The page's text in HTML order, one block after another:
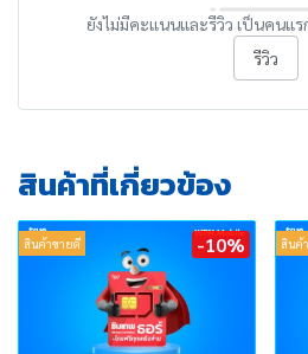
ยังไม่มีคะแนนและรีวิว เป็นคนแ
รีวิว
สินค้าที่เกี่ยวข้อง
สินค้าขายดี -10% สินค้